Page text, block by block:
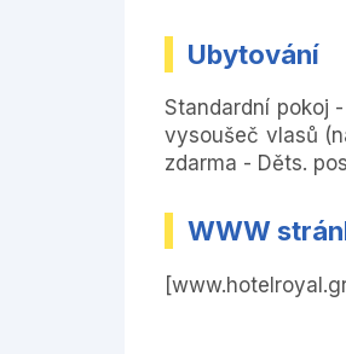
Ubytování
Standardní pokoj
vysoušeč vlasů
zdarma - Děts.
WWW